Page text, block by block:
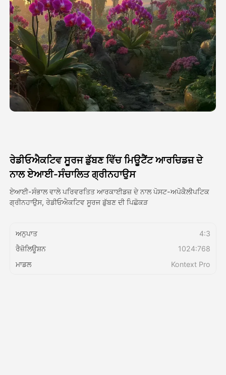
ਅਵਤਾਰ ਵੀਡੀਓ
▼
ਏਆਈ ਵੀਡੀਓ ▼
ਫੋਟੋ ▼
ਹੋਰ ਸਾਧਨ ▼
ਗੈਲਰੀ
ਬਲੌਗ
ਕੀਮਤ
ਰੇਡੀਓਐਕਟਿਵ ਸੂਰਜ ਡੁੱਬਣ ਵਿੱਚ ਮਿਊਟੈਂਟ ਆਰਚਿਡਜ਼ ਦੇ
ਨਾਲ ਏਆਈ-ਸੰਚਾਲਿਤ ਗ੍ਰੀਨਹਾਉਸ
ਏਆਈ-ਸੰਭਾਲ ਵਾਲੇ ਪਰਿਵਰਤਿਤ ਆਰਕਾਈਡਜ਼ ਦੇ ਨਾਲ ਪੋਸਟ-ਅਪੋਕੈਲੀਪਟਿਕ
ਗ੍ਰੀਨਹਾਉਸ, ਰੇਡੀਓਐਕਟਿਵ ਸੂਰਜ ਡੁੱਬਣ ਦੀ ਪਿਛੋਕੜ
ਅਨੁਪਾਤ
4:3
ਰੈਜ਼ੋਲਿਊਸ਼ਨ
1024:768
ਮਾਡਲ
Kontext Pro